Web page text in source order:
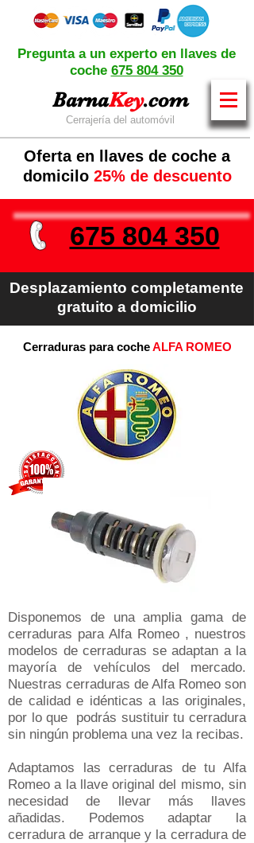
BarnaKey.com
Cerrajería del automóvil
Oferta en llaves de coche a
domicilo 25% de descuento
675 804 350
Desplazamiento completamente
gratuito a domicilio
Pregunta a un experto en llaves de
coche 675 804 350
Cerraduras para cocheALFA ROMEO
Disponemos de una amplia gama de
cerraduras para Alfa Romeo , nuestros
modelos de cerraduras se adaptan a la
mayoría de vehículos del mercado​.
Nuestras cerraduras de Alfa Romeo son
de calidad e idénticas a las originales,
por lo que podrás sustituir tu cerradura
sin ningún problema una vez la recibas.
Adaptamos las cerraduras de tu Alfa
Romeo a la llave original del mismo, sin
necesidad de llevar más llaves
añadidas​. Podemos adaptar la
cerradura de arranque y la cerradura de